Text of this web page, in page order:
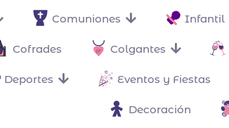
Comuniones Infantil
Cofrades Colgantes
Deportes Eventos y Fiestas
Decoración